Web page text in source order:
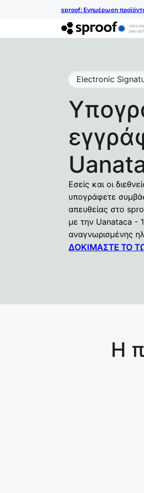
sproof: Ενημέρωση
Electronic
Εσείς και οι
υπογράφετε
απευθείας στο
με την Uanataca -
αναγνωρισμένης
ΔΟΚΙΜΆΣΤΕ ΤΟ
Η